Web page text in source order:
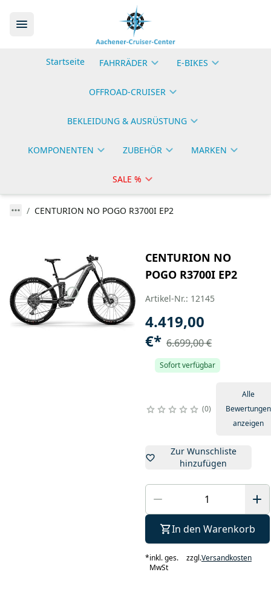
Startseite FAHRRÄDER E-BIKES
OFFROAD-CRUISER
BEKLEIDUNG & AUSRÜSTUNG
KOMPONENTEN ZUBEHÖR MARKEN
SALE %
CENTURION NO POGO R3700I EP2
CENTURION NO
POGO R3700I EP2
Artikel-Nr.: 12145
4.419,00
€* 6.699,00 €
Sofort verfügbar
0
Alle
Bewertungen
anzeigen
Zur Wunschliste
hinzufügen
In den Warenkorb
*inkl. ges.
MwSt
zzgl.Versandkosten